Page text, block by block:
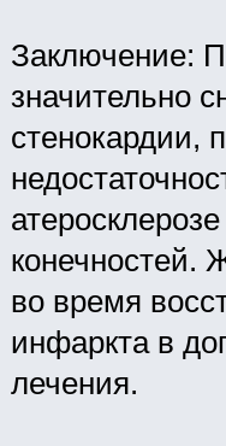
Заключение:
значительно
стенокардии,
конечностей.
во время
инфаркта в
лечения.